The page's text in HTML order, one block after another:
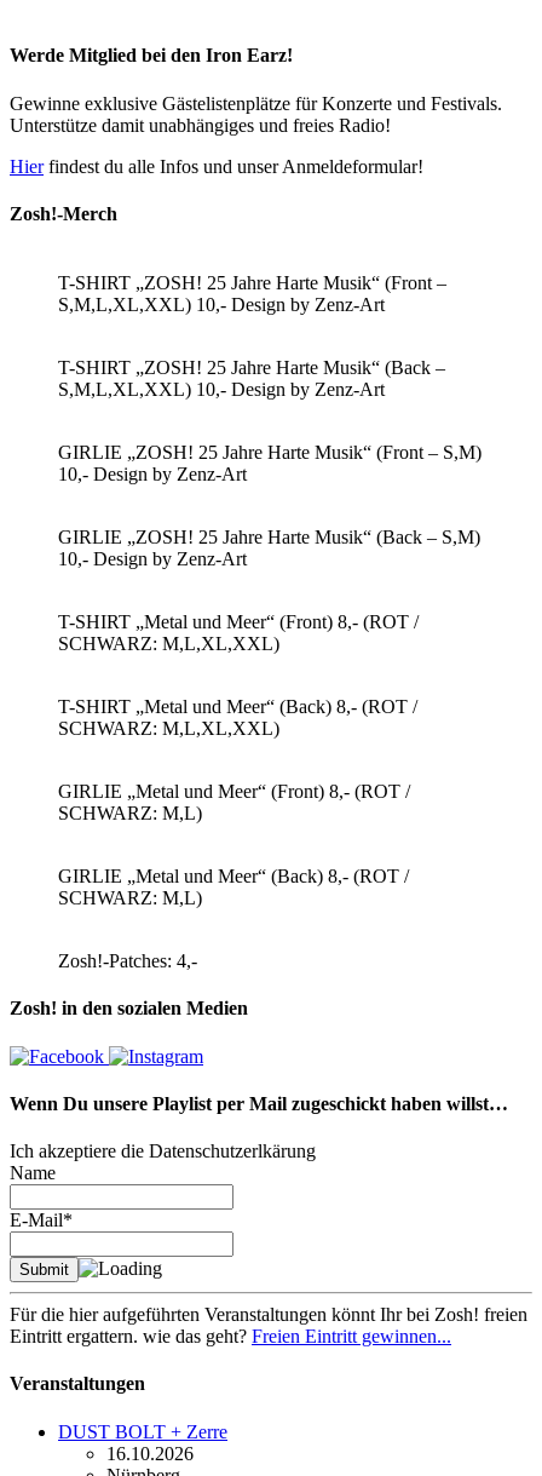
Werde Mitglied bei den Iron Earz!
Gewinne exklusive Gästelistenplätze für Konzerte und Festivals.
Unterstütze damit unabhängiges und freies Radio!
Hierfindest du alle Infos und unser Anmeldeformular!
Zosh!-Merch
T-SHIRT „ZOSH! 25 Jahre Harte Musik“ (Front –
S,M,L,XL,XXL) 10,- Design by Zenz-Art
T-SHIRT „ZOSH! 25 Jahre Harte Musik“ (Back –
S,M,L,XL,XXL) 10,- Design by Zenz-Art
GIRLIE „ZOSH! 25 Jahre Harte Musik“ (Front – S,M)
10,- Design by Zenz-Art
GIRLIE „ZOSH! 25 Jahre Harte Musik“ (Back – S,M)
10,- Design by Zenz-Art
T-SHIRT „Metal und Meer“ (Front) 8,- (ROT /
SCHWARZ: M,L,XL,XXL)
T-SHIRT „Metal und Meer“ (Back) 8,- (ROT /
SCHWARZ: M,L,XL,XXL)
GIRLIE „Metal und Meer“ (Front) 8,- (ROT /
SCHWARZ: M,L)
GIRLIE „Metal und Meer“ (Back) 8,- (ROT /
SCHWARZ: M,L)
Zosh!-Patches: 4,-
Zosh! in den sozialen Medien
Wenn Du unsere Playlist per Mail zugeschickt haben willst…
Ich akzeptiere die Datenschutzerlkärung
Name
E-Mail*
Für die hier aufgeführten Veranstaltungen könnt Ihr bei Zosh! freien
Eintritt ergattern. wie das geht? Freien Eintritt gewinnen...
Veranstaltungen
DUST BOLT + Zerre
16.10.2026